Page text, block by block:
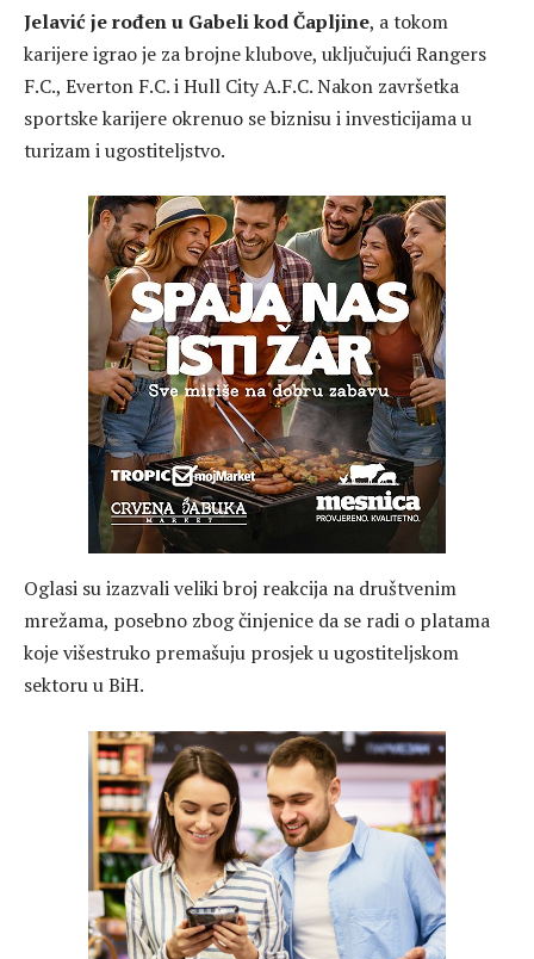
Jelavić je rođen u Gabeli kod Čapljine, a tokom
karijere igrao je za brojne klubove, uključujućiRangers
F.C., Everton F.C.iHull City A.F.C.Nakon završetka
sportske karijere okrenuo se biznisu i investicijama u
turizam i ugostiteljstvo.
Oglasi su izazvali veliki broj reakcija na društvenim
mrežama, posebno zbog činjenice da se radi o platama
koje višestruko premašuju prosjek u ugostiteljskom
sektoru u BiH.